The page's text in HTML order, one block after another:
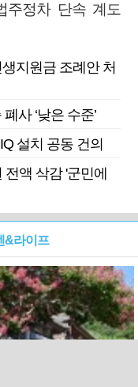
주정차 단속 계도
지원금 조례안 처
사 ‘낮은 수준’
설치 공동 건의
액 삭감 '군민에
&라이프